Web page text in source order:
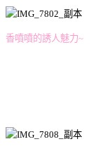
香噴噴的誘人魅力~